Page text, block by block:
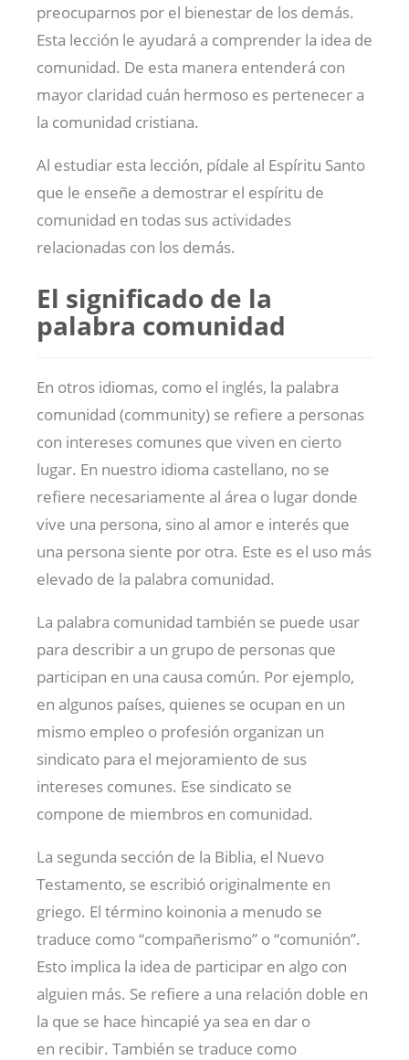
preocuparnos por el bienestar de los demás.
Esta lección le ayudará a comprender la idea de
comunidad. De esta manera entenderá con
mayor claridad cuán hermoso es pertenecer a
la comunidad cristiana.
Al estudiar esta lección, pídale al Espíritu Santo
que le enseñe a demostrar el espíritu de
comunidad en todas sus actividades
relacionadas con los demás.
El significado de la
palabra comunidad
En otros idiomas, como el inglés, la palabra
comunidad (community) se refiere a personas
con intereses comunes que viven en cierto
lugar. En nuestro idioma castellano, no se
refiere necesariamente al área o lugar donde
vive una persona, sino al amor e interés que
una persona siente por otra. Este es el uso más
elevado de la palabra comunidad.
La palabra comunidad también se puede usar
para describir a un grupo de personas que
participan en una causa común. Por ejemplo,
en algunos países, quienes se ocupan en un
mismo empleo o profesión organizan un
sindicato para el mejoramiento de sus
intereses comunes. Ese sindicato se
compone de miembros en comunidad.
La segunda sección de la Biblia, el Nuevo
Testamento, se escribió originalmente en
griego. El término koinonia a menudo se
traduce como “compañerismo” o “comunión”.
Esto implica la idea de participar en algo con
alguien más. Se refiere a una relación doble en
la que se hace hincapié ya sea en dar o
en recibir. También se traduce como